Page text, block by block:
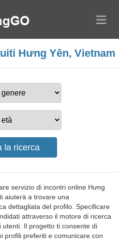
Hưng Yên, Vietnam
servizio di incontri online Hưng
aiuterà a trovare una
dettagliata del profilo. Specificare
attraverso il motore di ricerca
Il progetto ti consente di
profili preferiti e comunicare con